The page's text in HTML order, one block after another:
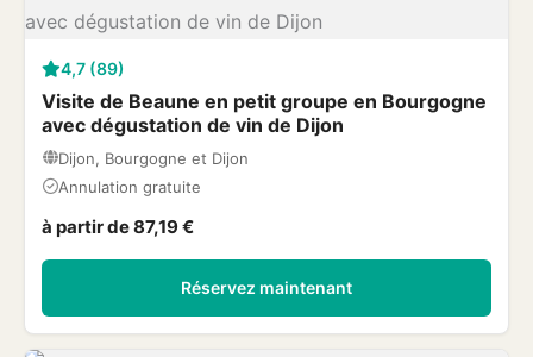
4,7 (89)
Visite de Beaune en petit groupe en Bourgogne
avec dégustation de vin de Dijon
Dijon, Bourgogne et Dijon
Annulation gratuite
à partir de 87,19 €
Réservez maintenant